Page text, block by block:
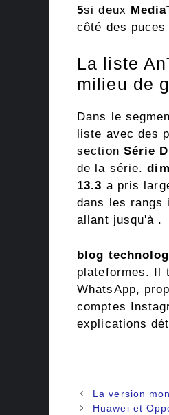
5si deux
côté des
La liste
milieu de
Dans le
liste avec des
section Série
de la série.
13.3 a pris
dans les rangs
allant jusqu'à .
blog
plateformes. Il
WhatsApp,
comptes
explications
Navigation
des
La version
Huawei et